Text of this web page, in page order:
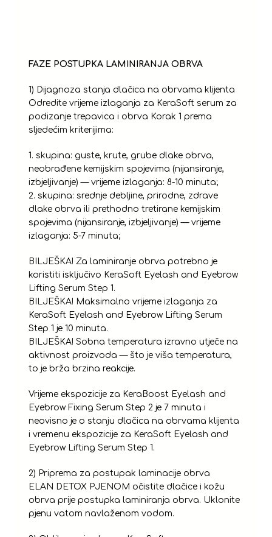
FAZE POSTUPKA LAMINIRANJA OBRVA
1) Dijagnoza stanja dlačica na obrvama klijenta
Odredite vrijeme izlaganja za KeraSoft serum za
podizanje trepavica i obrva Korak 1 prema
sljedećim kriterijima:
1. skupina: guste, krute, grube dlake obrva,
neobrađene kemijskim spojevima (nijansiranje,
izbjeljivanje) — vrijeme izlaganja: 8-10 minuta;
2. skupina: srednje debljine, prirodne, zdrave
dlake obrva ili prethodno tretirane kemijskim
spojevima (nijansiranje, izbjeljivanje) — vrijeme
izlaganja: 5-7 minuta;
BILJEŠKA! Za laminiranje obrva potrebno je
koristiti isključivo KeraSoft Eyelash and Eyebrow
Lifting Serum Step 1.
BILJEŠKA! Maksimalno vrijeme izlaganja za
KeraSoft Eyelash and Eyebrow Lifting Serum
Step 1 je 10 minuta.
BILJEŠKA! Sobna temperatura izravno utječe na
aktivnost proizvoda — što je viša temperatura,
to je brža brzina reakcije.
Vrijeme ekspozicije za KeraBoost Eyelash and
Eyebrow Fixing Serum Step 2 je 7 minuta i
neovisno je o stanju dlačica na obrvama klijenta
i vremenu ekspozicije za KeraSoft Eyelash and
Eyebrow Lifting Serum Step 1.
2) Priprema za postupak laminacije obrva
ELAN DETOX PJENOM očistite dlačice i kožu
obrva prije postupka laminiranja obrva. Uklonite
pjenu vatom navlaženom vodom.